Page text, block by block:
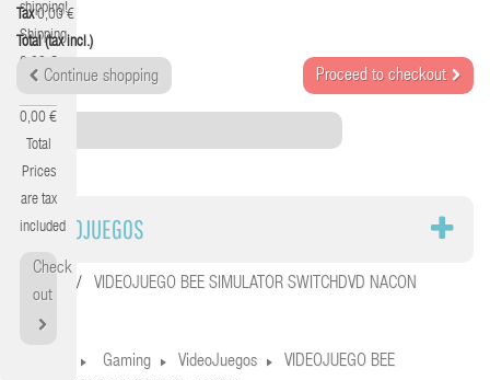
shipping!
Shipping
0,00 €
0,00 €
Total
Prices
are tax
included
Check
out
Tax 0,00 €
Total (tax incl.)
Continue shopping Proceed to checkout
Category
VIDEOJUEGOS
Home VIDEOJUEGO BEE SIMULATOR SWITCHDVD NACON
Gaming VideoJuegos
VIDEOJUEGO BEE